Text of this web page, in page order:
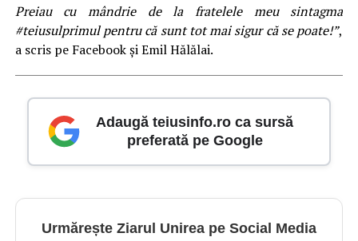
Preiau cu mândrie de la fratelele meu sintagma
#teiusulprimul pentru că sunt tot mai sigur că se poate!”,
a scris pe Facebook și Emil Hălălai.
Adaugă teiusinfo.ro ca sursă
preferată pe Google
Urmărește Ziarul Unirea pe Social Media